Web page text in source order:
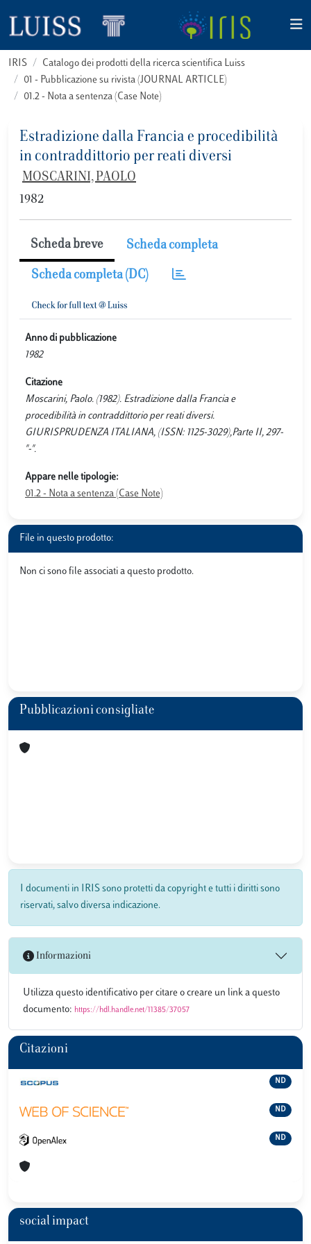
IRIS
Catalogo dei prodotti della ricerca scientifica Luiss
01 - Pubblicazione su rivista (JOURNAL ARTICLE)
01.2 - Nota a sentenza (Case Note)
Estradizione dalla Francia e procedibilità
in contraddittorio per reati diversi
MOSCARINI, PAOLO
1982
Scheda breve Scheda completa
Scheda completa (DC)
Anno di pubblicazione
1982
Citazione
Moscarini, Paolo. (1982). Estradizione dalla Francia e
procedibilità in contraddittorio per reati diversi.
GIURISPRUDENZA ITALIANA, (ISSN: 1125-3029),Parte II, 297-
"-".
Appare nelle tipologie:
01.2 - Nota a sentenza (Case Note)
File in questo prodotto:
Non ci sono file associati a questo prodotto.
Pubblicazioni consigliate
I documenti in IRIS sono protetti da copyright e tutti i diritti sono
riservati, salvo diversa indicazione.
Informazioni
Utilizza questo identificativo per citare o creare un link a questo
documento: https://hdl.handle.net/11385/37057
Citazioni
ND
ND
ND
social impact